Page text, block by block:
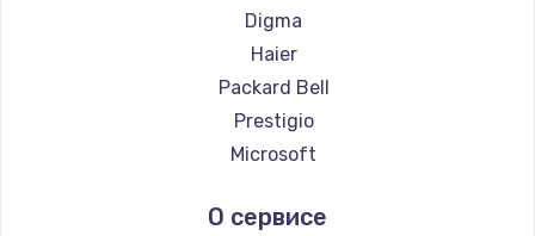
Ремонт ноутбуков ZTE
Ремонт ноутбуков Hiper
Ремонт ноутбуков Evga
Ремонт ноутбуков Google
Ремонт ноутбуков Echips
Ремонт ноутбуков Predator
Digma
Haier
Packard Bell
Prestigio
Microsoft
Aquarius
О сервисе